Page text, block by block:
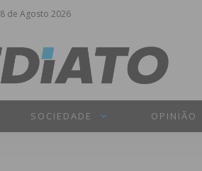
8 de Agosto 2026
SOCIEDADE OPINIÃO